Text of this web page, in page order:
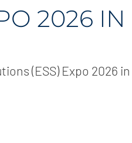
2026 IN
(ESS) Expo 2026 in